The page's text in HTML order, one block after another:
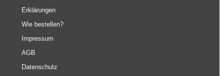
Erklärungen
Wie bestellen?
Impressum
AGB
Datenschutz